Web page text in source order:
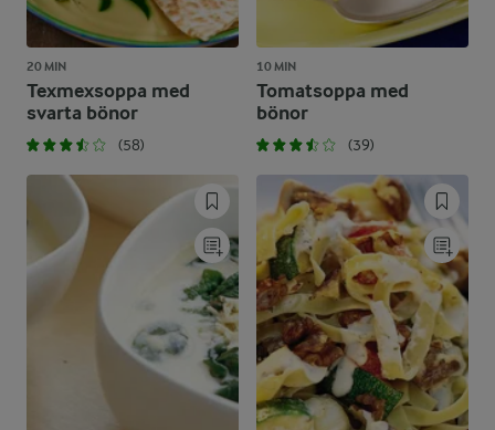
20 MIN
Texmexsoppa med
svarta bönor
(58)
10 MIN
Tomatsoppa med
bönor
(39)